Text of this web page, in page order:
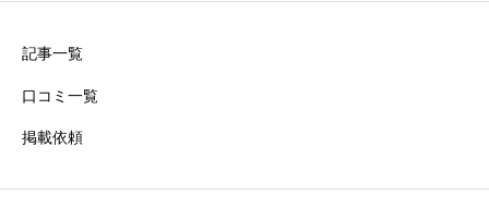
記事一覧
口コミ一覧
掲載依頼